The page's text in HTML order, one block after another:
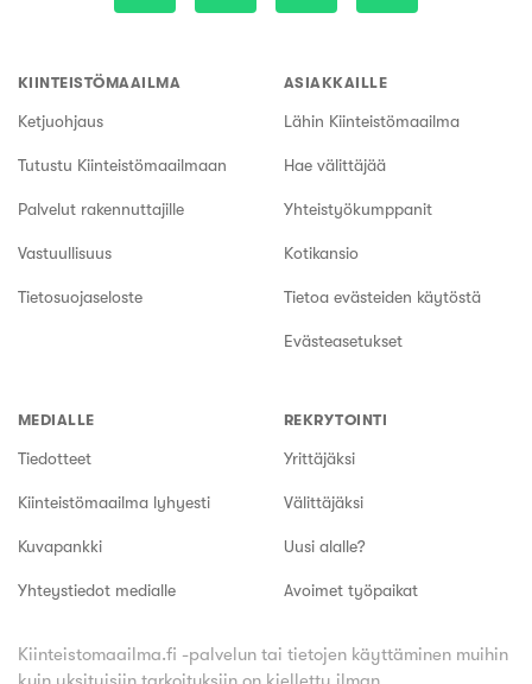
KIINTEISTÖMAAILMA
Ketjuohjaus
Tutustu Kiinteistömaailmaan
Palvelut rakennuttajille
Vastuullisuus
Tietosuojaseloste
ASIAKKAILLE
Lähin Kiinteistömaailma
Hae välittäjää
Yhteistyökumppanit
Kotikansio
Tietoa evästeiden käytöstä
Evästeasetukset
MEDIALLE
Tiedotteet
Kiinteistömaailma lyhyesti
Kuvapankki
Yhteystiedot medialle
REKRYTOINTI
Yrittäjäksi
Välittäjäksi
Uusi alalle?
Avoimet työpaikat
Kiinteistomaailma.fi -palvelun tai tietojen käyttäminen muihin